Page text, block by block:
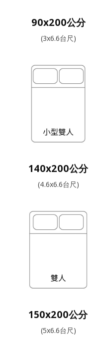
90x200公分
(3x6.6台尺)
140x200公分
(4.6x6.6台尺)
150x200公分
(5x6.6台尺)